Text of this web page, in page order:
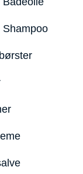
Shampoo